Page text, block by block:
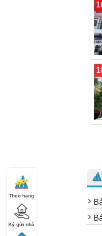
Theo hạng
Ký gửi nhà